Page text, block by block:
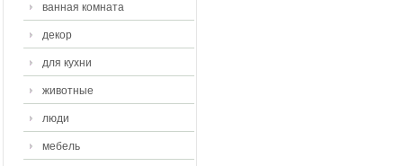
ванная комната
декор
для кухни
животные
люди
мебель